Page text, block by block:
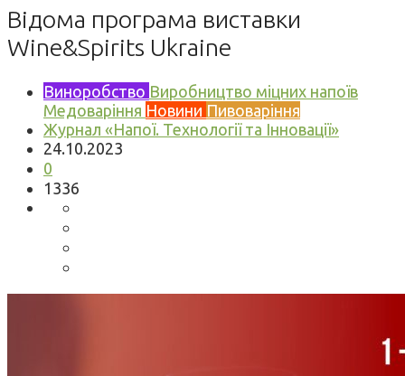
Відома програма виставки
Wine&Spirits Ukraine
Виноробство Виробництво міцних напоїв
Медоваріння Новини Пивоваріння
Журнал «Напої. Технології та Інновації»
24.10.2023
0
1336